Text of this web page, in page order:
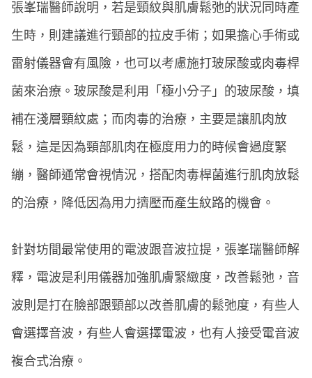
張峯瑞醫師說明，若是頸紋與肌膚鬆弛的狀況同時產
生時，則建議進行頸部的拉皮手術；如果擔心手術或
雷射儀器會有風險，也可以考慮施打玻尿酸或肉毒桿
菌來治療。玻尿酸是利用「極小分子」的玻尿酸，填
補在淺層頸紋處；而肉毒的治療，主要是讓肌肉放
鬆，這是因為頸部肌肉在極度用力的時候會過度緊
繃，醫師通常會視情況，搭配肉毒桿菌進行肌肉放鬆
的治療，降低因為用力擠壓而產生紋路的機會。
針對坊間最常使用的電波跟音波拉提，張峯瑞醫師解
釋，電波是利用儀器加強肌膚緊緻度，改善鬆弛，音
波則是打在臉部跟頸部以改善肌膚的鬆弛度，有些人
會選擇音波，有些人會選擇電波，也有人接受電音波
複合式治療。